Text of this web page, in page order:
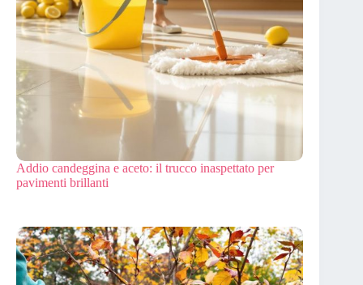
Addio candeggina e aceto: il trucco inaspettato per
pavimenti brillanti